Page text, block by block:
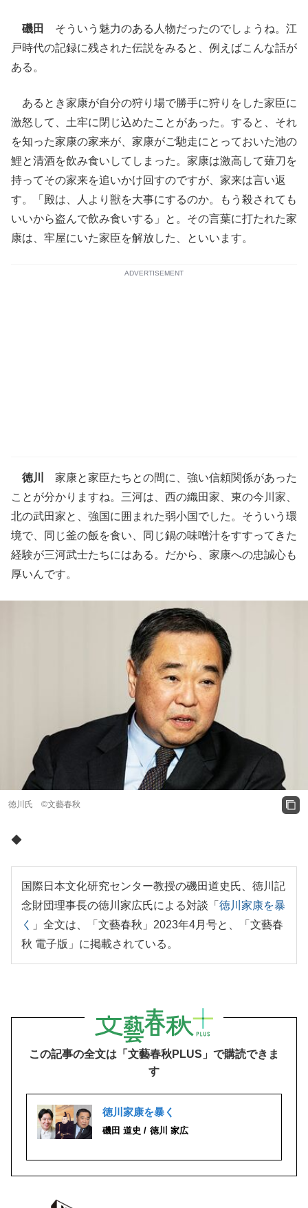
磯田
そういう魅力のある人物だったのでしょうね。江
戸時代の記録に残された伝説をみると、例えばこんな話が
ある。
あるとき家康が自分の狩り場で勝手に狩りをした家臣に
激怒して、土牢に閉じ込めたことがあった。すると、それ
を知った家康の家来が、家康がご馳走にとっておいた池の
鯉と清酒を飲み食いしてしまった。家康は激高して薙刀を
持ってその家来を追いかけ回すのですが、家来は言い返
す。「殿は、人より獣を大事にするのか。もう殺されても
いいから盗んで飲み食いする」と。その言葉に打たれた家
康は、牢屋にいた家臣を解放した、といいます。
ADVERTISEMENT
徳川
家康と家臣たちとの間に、強い信頼関係があった
ことが分かりますね。三河は、西の織田家、東の今川家、
北の武田家と、強国に囲まれた弱小国でした。そういう環
境で、同じ釜の飯を食い、同じ鍋の味噌汁をすすってきた
経験が三河武士たちにはある。だから、家康への忠誠心も
厚いんです。
徳川氏 ©文藝春秋
◆
国際日本文化研究センター教授の磯田道史氏、徳川記
念財団理事長の徳川家広氏による対談「 徳川家康を暴
く
」全文は、「文藝春秋」2023年4月号と、「文藝春
秋 電子版」に掲載されている。
この記事の全文は「文藝春秋PLUS」で購読できま
す
徳川家康を暴く
磯田 道史 徳川 家広